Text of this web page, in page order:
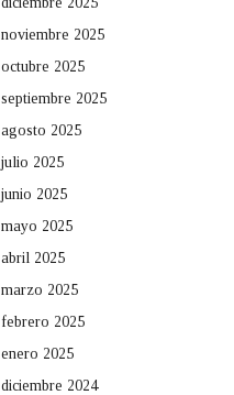
noviembre 2025
octubre 2025
septiembre 2025
agosto 2025
julio 2025
junio 2025
mayo 2025
abril 2025
marzo 2025
febrero 2025
enero 2025
diciembre 2024